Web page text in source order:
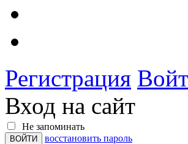
Регистрация
Вход на сайт
Не запоминать
восстановить пароль